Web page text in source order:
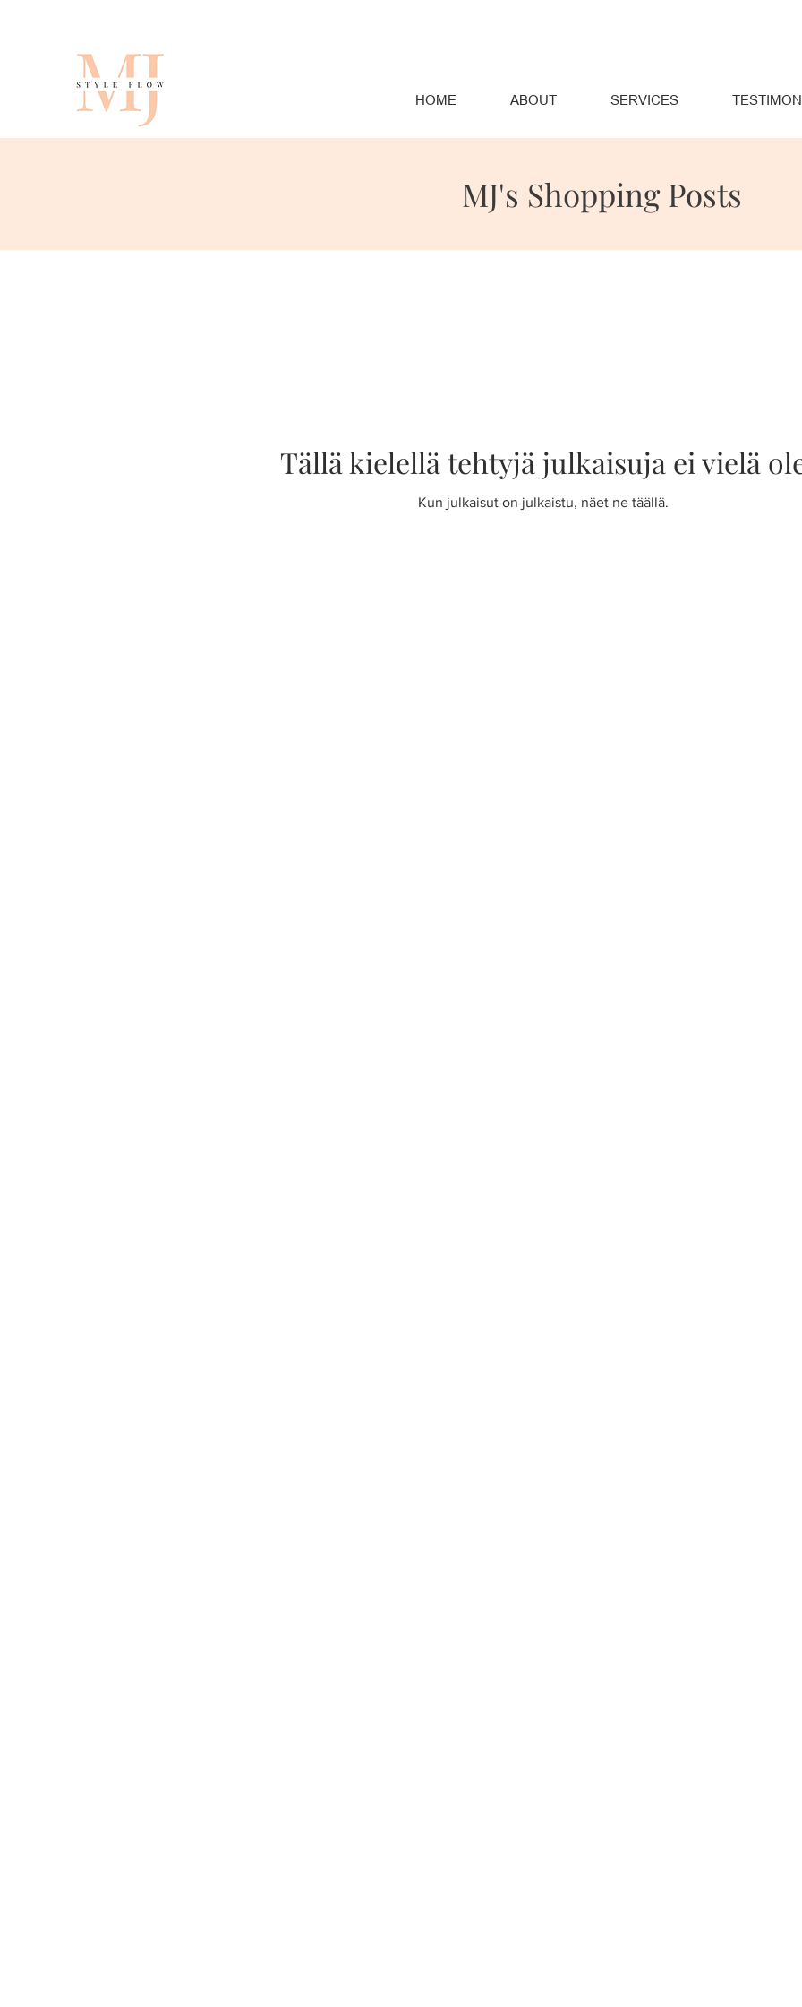
HOME ABOUT SERVICES
MJ's Shopping Posts
Tällä kielellä tehtyjä julkaisuja ei vielä
Kun julkaisut on julkaistu, näet ne täällä.